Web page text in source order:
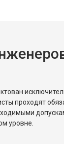
проходят
уровне.